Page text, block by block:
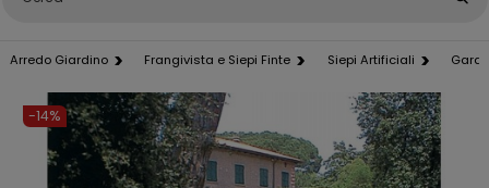
Arredo Giardino Frangivista e Siepi Finte Siepi Artificiali
-14%